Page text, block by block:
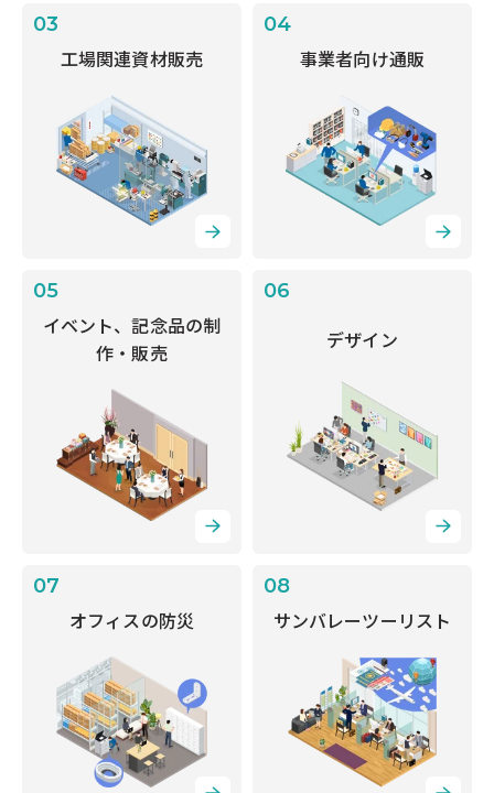
03
工場関連資材販売
04
事業者向け通販
05
イベント、記念品の制
作・販売
06
デザイン
07
オフィスの防災
08
サンバレーツーリスト